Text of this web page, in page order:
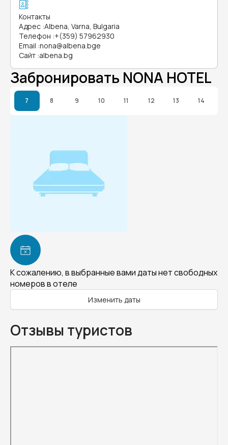
Контакты
Адрес :Albena, Varna, Bulgaria
Телефон :+(359) 57962930
Email :nona@albena.bge
Сайт :albena.bg
Забронировать NONA HOTEL
7 8 9 10 11 12 13 14
К сожалению, в выбранные вами даты нет свободных
номеров в отеле
Изменить даты
Отзывы туристов